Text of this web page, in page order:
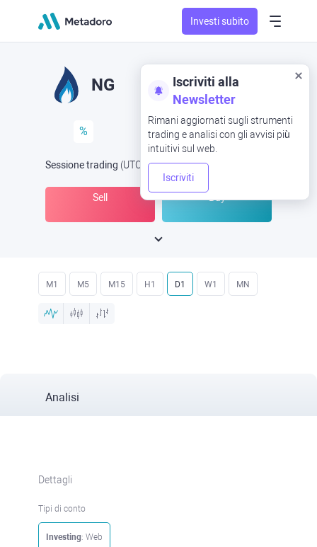
Investi subito
Iscriviti alla
Newsletter
Rimani aggiornati sugli strumenti
trading e analisi con gli avvisi più
intuitivi sul web.
Iscriviti
NG
%
Sessione trading (UTC ) -Aperta oraalle
Sell Buy
M1 M5 M15 H1 D1 W1 MN
Analisi
Dettagli
Tipi di conto
Investing: Web